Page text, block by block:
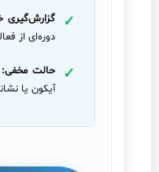
گزارش‌گیری
دوره‌ای از
حالت مخفی:
آیکون یا